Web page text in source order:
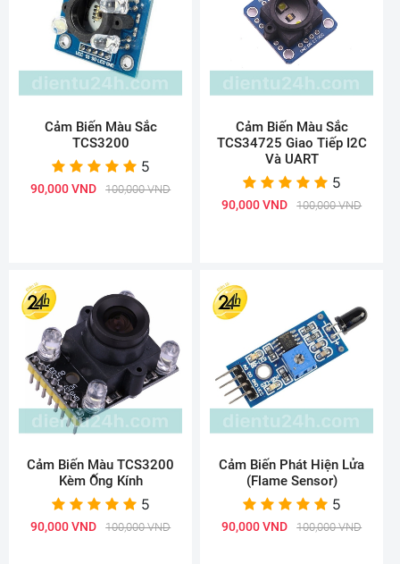
Cảm Biến Màu Sắc
TCS3200
5
90,000 VND 100,000 VND
Cảm Biến Màu Sắc
TCS34725 Giao Tiếp I2C
Và UART
5
90,000 VND 100,000 VND
Cảm Biến Màu TCS3200
Kèm Ống Kính
5
90,000 VND 100,000 VND
Cảm Biến Phát Hiện Lửa
(Flame Sensor)
5
90,000 VND 100,000 VND